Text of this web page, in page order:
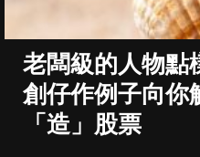
老闆級的人物點
創仔作例子向你
「造」股票